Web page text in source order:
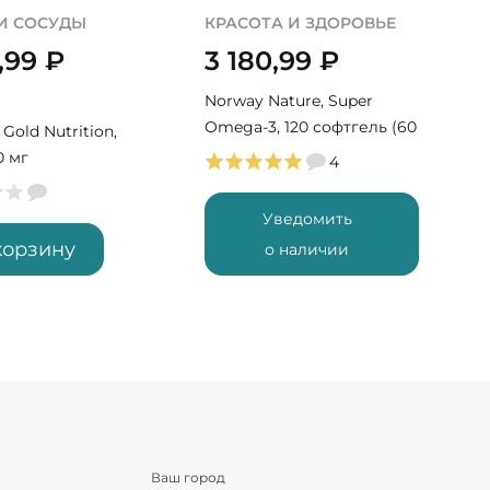
СОСУДЫ
₽
Gold Nutrition,
мг
КРАСОТА И ЗДОРОВЬЕ
3 180,99 ₽
Norway Nature, Super
Omega-3, 120 софтгель (60
порций)
4
Уведомить
о наличии
Ваш город